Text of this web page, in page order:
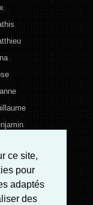
ce site,
pour
adaptés
des